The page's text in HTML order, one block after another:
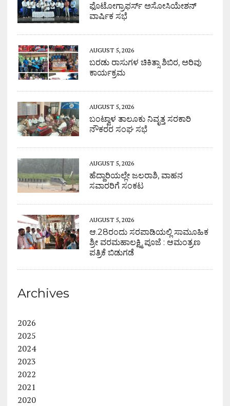
ಫೊಟೋಗ್ರಾಫರ್ಸ್ ಅಸೋಸಿಯೇಶನ್
ವಾರ್ಷಿಕ ಸಭೆ
AUGUST 5, 2026
ಬರಡು ರಾಸುಗಳ ಚಿಕಿತ್ಸಾ ಶಿಬಿರ, ಅರಿವು
ಕಾರ್ಯಕ್ರಮ
AUGUST 5, 2026
ಬಂಟ್ವಾಳ ತಾಲೂಕು ನಿವೃತ್ತ ಸರಕಾರಿ
ನೌಕರರ ಸಂಘ ಸಭೆ
AUGUST 5, 2026
ಹೆದ್ದಾರಿಯಲ್ಲೇ ಜಲರಾಶಿ, ವಾಹನ
ಸವಾರರಿಗೆ ಸಂಕಟ
AUGUST 5, 2026
ಆ.28ರಂದು ಸರಪಾಡಿಯಲ್ಲಿ ಸಾಮೂಹಿಕ
ಶ್ರೀ ವರಮಹಾಲಕ್ಷ್ಮಿ ಪೂಜೆ : ಆಮಂತ್ರಣ
ಪತ್ರಿಕೆ ಬಿಡುಗಡೆ
Archives
2026
2025
2024
2023
2022
2021
2020